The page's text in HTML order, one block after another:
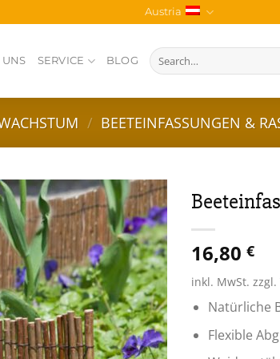
Austria
UNS SERVICE BLOG
Search
for:
/ BEETEINFASSUNGEN &
Zur
Wunschliste
16,80 €
inkl. MwSt. zzgl.
Natürliche
Flexible